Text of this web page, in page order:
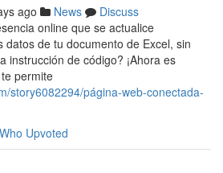
ago News
Discuss
online que se actualice
datos de tu documento de Excel, sin
instrucción de código? ¡Ahora es
permite
story6082294/página-web-conectada-
Who Upvoted